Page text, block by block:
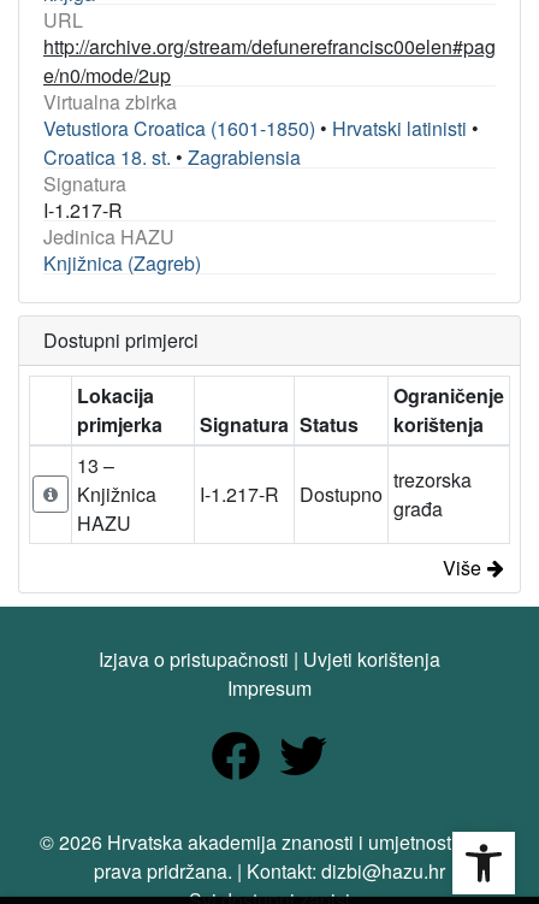
URL
http://archive.org/stream/defunerefrancisc00elen#pag
e/n0/mode/2up
Virtualna zbirka
Vetustiora Croatica (1601-1850) • Hrvatski latinisti •
Croatica 18. st. • Zagrabiensia
Signatura
I-1.217-R
Jedinica HAZU
Knjižnica (Zagreb)
Dostupni primjerci
Lokacija
primjerka
Signatura Status
Ograničenje
korištenja
13 –
Knjižnica
HAZU
I-1.217-R Dostupno
trezorska
građa
Više
Izjava o pristupačnosti | Uvjeti korištenja
Impresum
© 2026 Hrvatska akademija znanosti i umjetnosti. Sva
prava pridržana. | Kontakt: dizbi@hazu.hr